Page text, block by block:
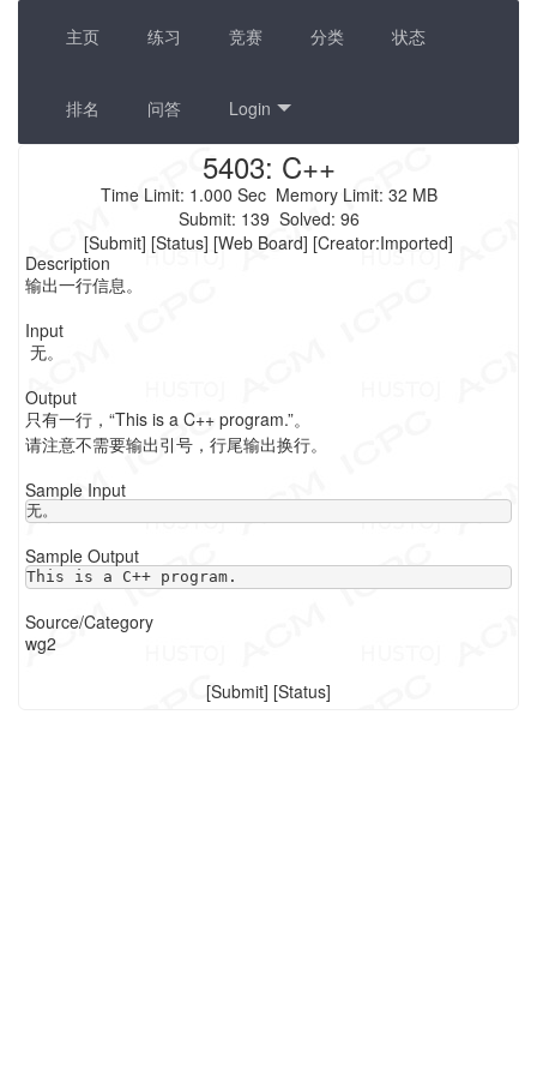
主页 练习 竞赛 分类 状态
排名 问答 Login
5403: C++
Time Limit: 1.000 Sec Memory Limit: 32 MB
Submit: 139 Solved: 96
[Submit] [Status] [Web Board] [Creator:Imported]
Description
输出一行信息。
Input
无。
Output
只有一行，“This is a C++ program.”。
请注意不需要输出引号，行尾输出换行。
Sample Input
无。
Sample Output
This is a C++ program.
Source/Category
wg2
[Submit] [Status]